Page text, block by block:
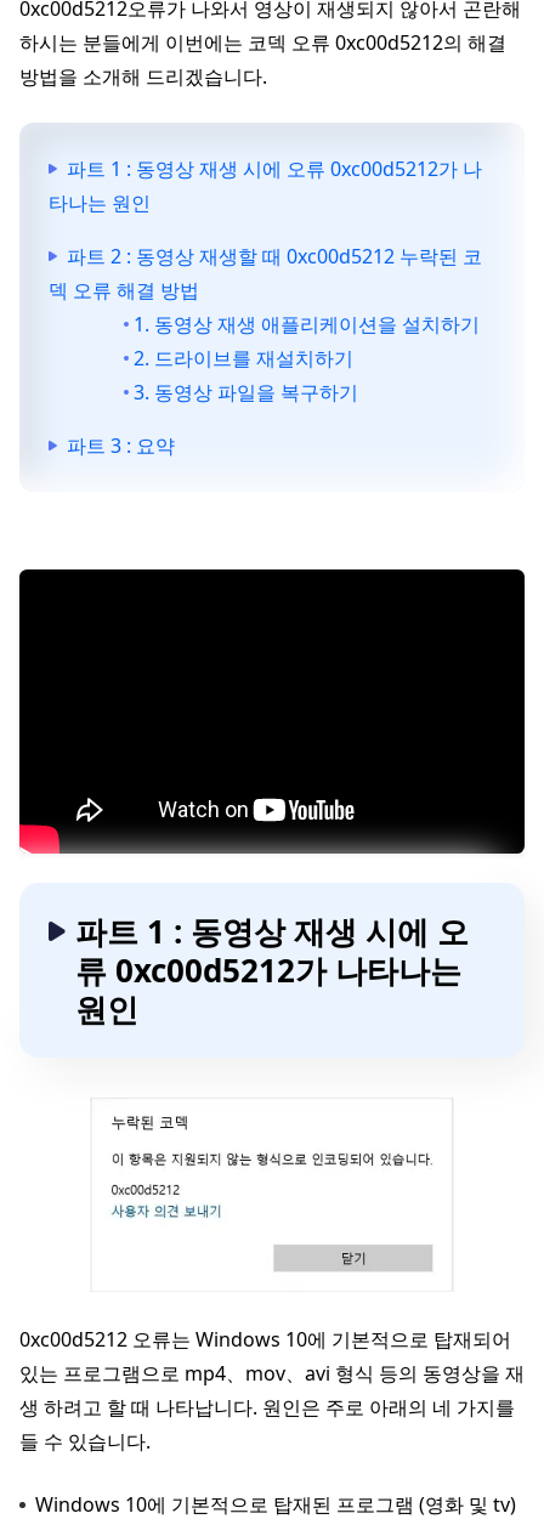
0xc00d5212오류가 나와서 영상이 재생되지 않아서 곤란해
하시는 분들에게 이번에는 코덱 오류 0xc00d5212의 해결
방법을 소개해 드리겠습니다.
파트 1 : 동영상 재생 시에 오류 0xc00d5212가 나
타나는 원인
파트 2 : 동영상 재생할 때 0xc00d5212 누락된 코
덱 오류 해결 방법
1. 동영상 재생 애플리케이션을 설치하기
2. 드라이브를 재설치하기
3. 동영상 파일을 복구하기
파트 3 : 요약
파트 1 : 동영상 재생 시에 오
류 0xc00d5212가 나타나는
원인
0xc00d5212 오류는 Windows 10에 기본적으로 탑재되어
있는 프로그램으로 mp4、mov、avi 형식 등의 동영상을 재
생 하려고 할 때 나타납니다. 원인은 주로 아래의 네 가지를
들 수 있습니다.
Windows 10에 기본적으로 탑재된 프로그램 (영화 및 tv)